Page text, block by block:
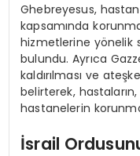
Ghebreyesus,
kapsamında
hizmetlerine yönelik
bulundu. Ayrıca
kaldırılması ve
belirterek, hastaların,
hastanelerin
İsrail